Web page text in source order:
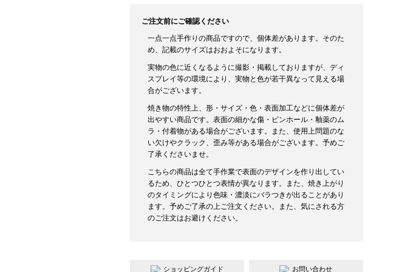
ご注文前にご確認ください
一点一点手作りの商品ですので、個体差があります。そのた
め、記載のサイズはおおよそになります。
実物の色に近くなるように撮影・掲載しておりますが、ディ
スプレイ等の環境により、実物と色が若干異なって見える場
合がございます。
焼き物の特性上、形・サイズ・色・表面加工などに個体差が
出やすい商品です。表面の細かな傷・ピンホール・釉薬のム
ラ・付着物がある場合がございます。また、使用上問題のな
い欠けやクラック、歪み等がある場合がございます。予めご
了承くださいませ。
こちらの商品は全て手作業で表面のデザインを作り出してい
るため、ひとつひとつ表情が異なります。また、焼き上がり
のタイミングにより色味・濃淡にバラつきが出ることがあり
ます。予めご了承の上ご注文ください。また、気にされる方
のご注文はお避けください。
ショッピングガイド お問い合わせ